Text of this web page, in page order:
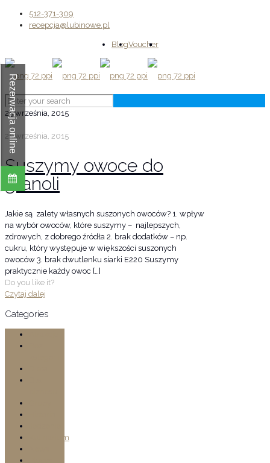
Rezerwacja online
512-371-309
recepcja@lubinowe.pl
BlogVoucher
25 września, 2015
25 września, 2015
Suszymy owoce do
granoli
Jakie są zalety własnych suszonych owoców? 1. wpływ
na wybór owoców, które suszymy – najlepszych,
zdrowych, z dobrego źródła 2. brak dodatków – np.
cukru, który występuje w większości suszonych
owoców 3. brak dwutlenku siarki E220 Suszymy
praktycznie każdy owoc […]
Do you like it?
Czytaj dalej
Categories
Kulinarium